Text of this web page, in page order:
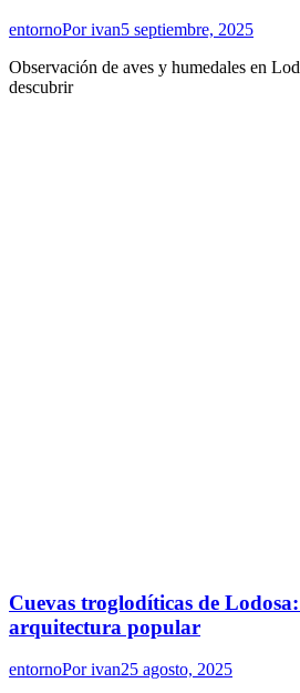
entornoPorivan5 septiembre, 2025
Observación de aves y humedales en
descubrir
Cuevas troglodíticas de
arquitectura popular
entornoPorivan25 agosto, 2025